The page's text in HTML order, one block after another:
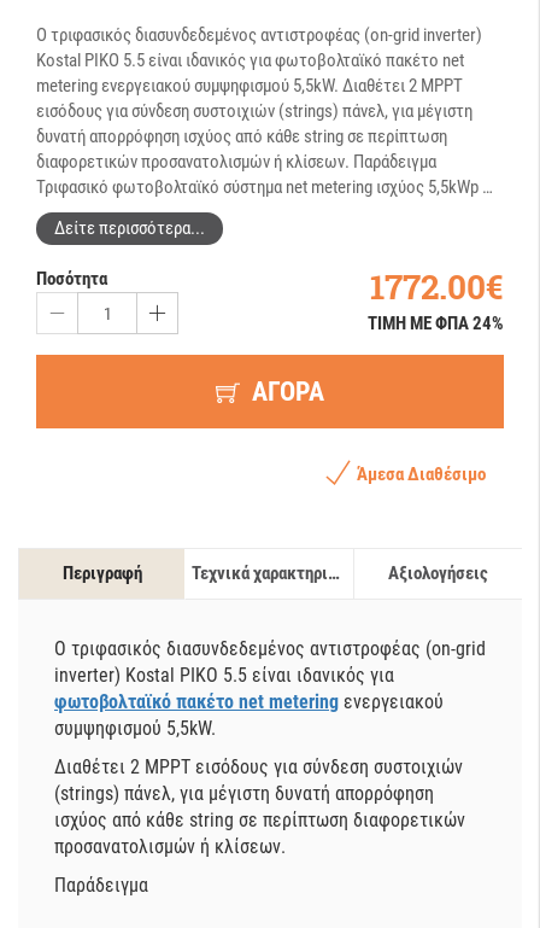
Ο τριφασικός διασυνδεδεμένος αντιστροφέας (on-grid inverter)
Kostal PIKO 5.5 είναι ιδανικός για φωτοβολταϊκό πακέτο net
metering ενεργειακού συμψηφισμού 5,5kW. Διαθέτει 2 MPPT
εισόδους για σύνδεση συστοιχιών (strings) πάνελ, για μέγιστη
δυνατή απορρόφηση ισχύος από κάθε string σε περίπτωση
διαφορετικών προσανατολισμών ή κλίσεων. Παράδειγμα
Τριφασικό φωτοβολταϊκό σύστημα net metering ισχύος 5,5kWp …
Δείτε περισσότερα...
1772.00€
ΤΙΜΗ ΜΕ ΦΠΑ 24%
Ποσότητα
ΑΓΟΡΑ
Άμεσα Διαθέσιμο
Περιγραφή Τεχνικά χαρακτηριστικά Αξιολογήσεις
Ο τριφασικός διασυνδεδεμένος αντιστροφέας (on-grid
inverter) Kostal PIKO 5.5 είναι ιδανικός για
φωτοβολταϊκό πακέτο net metering ενεργειακού
συμψηφισμού 5,5kW.
Διαθέτει 2 MPPT εισόδους για σύνδεση συστοιχιών
(strings) πάνελ, για μέγιστη δυνατή απορρόφηση
ισχύος από κάθε string σε περίπτωση διαφορετικών
προσανατολισμών ή κλίσεων.
Παράδειγμα